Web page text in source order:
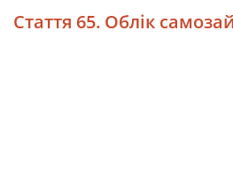
Стаття 65. Облік